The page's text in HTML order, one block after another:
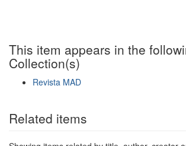
This item appears in the
Collection(s)
Revista MAD
Related items